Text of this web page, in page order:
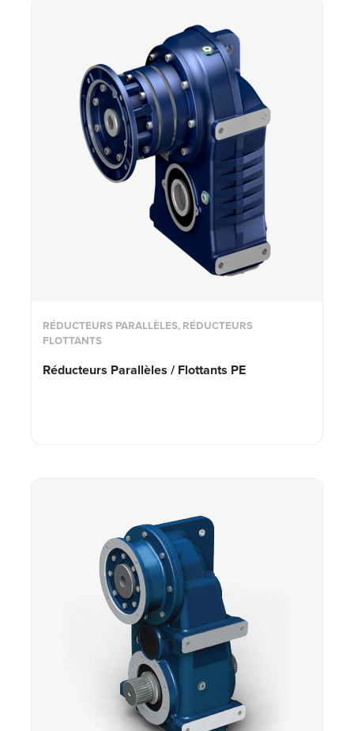
RÉDUCTEURS PARALLÈLES, RÉDUCTEURS
FLOTTANTS
Réducteurs Parallèles / Flottants PE